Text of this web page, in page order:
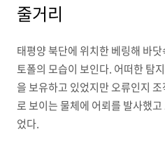
줄거리
태평양 북단에 위치한 베링해 바
토폴의 모습이 보인다. 어떠한 탐
을 보유하고 있었지만 오류인지
로 보이는 물체에 어뢰를 발사했
었다.